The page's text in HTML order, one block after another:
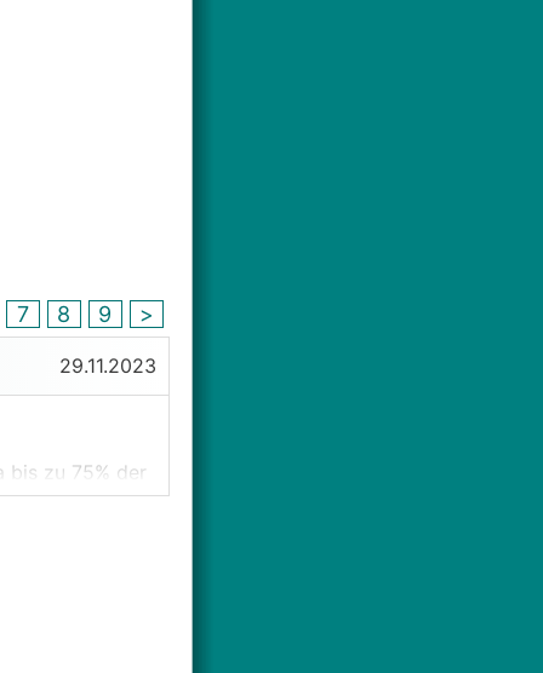
7 8 9 >
29.11.2023
bis zu 75% der